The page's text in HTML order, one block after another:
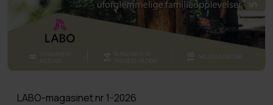
LABO-magasinet nr 1-2026